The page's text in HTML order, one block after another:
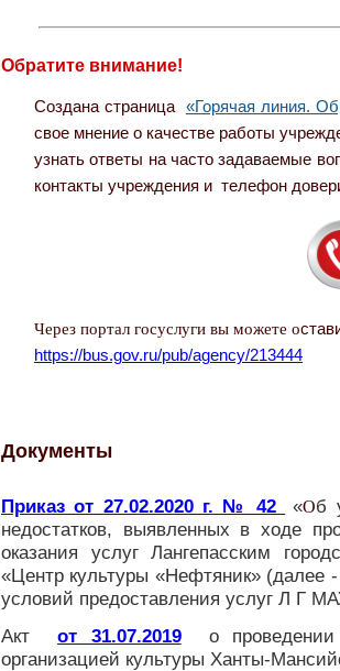
Обратите внимание!
Создана страница
«Горячая линия.
свое мнение о качестве работы
узнать ответы на часто задаваемые
контакты учреждения и телефон
Через портал госуслуги вы можете о
https://bus.gov.ru/pub/agency/213444
Документы
Приказ от 27.02.2020 г. № 42 «Об
недостатков, выявленных в ходе
оказания услуг Лангепасским
«Центр культуры «Нефтяник»
условий предоставления услуг Л Г
Акт
от 31.07.2019
о проведении
организацией культуры Ханты-